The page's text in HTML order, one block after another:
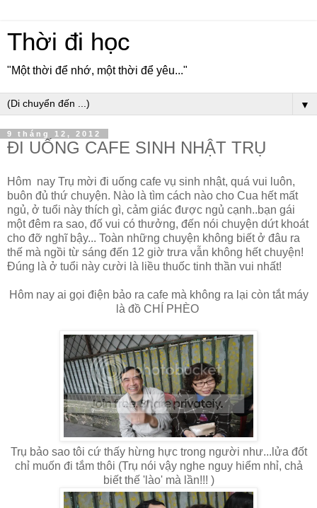
Thời đi học
"Một thời để nhớ, một thời để yêu..."
▼
9 tháng 12, 2012
ĐI UỐNG CAFE SINH NHẬT TRỤ
Hôm nay Trụ mời đi uống cafe vụ sinh nhật, quá vui luôn,
buôn đủ thứ chuyện. Nào là tìm cách nào cho Cua hết mất
ngủ, ở tuổi này thích gì, cảm giác được ngủ cạnh..bạn gái
một đêm ra sao, đố vui có thưởng, đến nói chuyện dứt khoát
cho đỡ nghĩ bậy... Toàn những chuyện không biết ở đâu ra
thế mà ngồi từ sáng đến 12 giờ trưa vẫn không hết chuyện!
Đúng là ở tuổi này cười là liều thuốc tinh thần vui nhất!
Hôm nay ai gọi điện bảo ra cafe mà không ra lại còn tắt máy
là đồ CHÍ PHÈO
Trụ bảo sao tôi cứ thấy hừng hực trong người như...lửa đốt
chỉ muốn đi tắm thôi (Trụ nói vậy nghe nguy hiểm nhỉ, chả
biết thế 'lào' mà lần!!! )